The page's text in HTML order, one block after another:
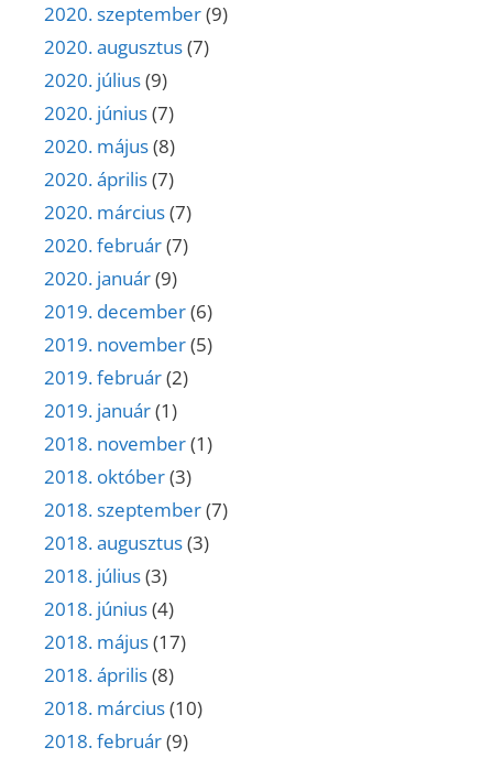
2020. szeptember(9)
2020. augusztus(7)
2020. július(9)
2020. június(7)
2020. május(8)
2020. április(7)
2020. március(7)
2020. február(7)
2020. január(9)
2019. december(6)
2019. november(5)
2019. február(2)
2019. január(1)
2018. november(1)
2018. október(3)
2018. szeptember(7)
2018. augusztus(3)
2018. július(3)
2018. június(4)
2018. május(17)
2018. április(8)
2018. március(10)
2018. február(9)